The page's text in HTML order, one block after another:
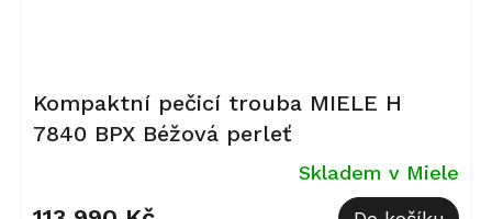
Kompaktní pečicí trouba MIELE H
7840 BPX Béžová perleť
Skladem v Miele